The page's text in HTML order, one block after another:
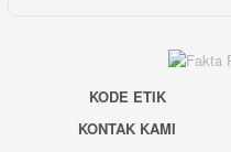
KODE ETIK
KONTAK KAMI